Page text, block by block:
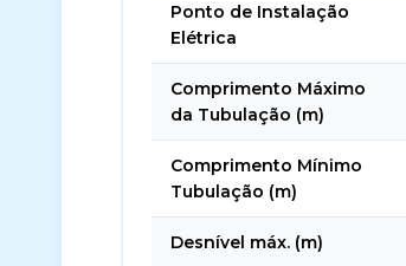
Ponto de Instalação
Elétrica
Comprimento Máximo
da Tubulação (m)
Comprimento Mínimo
Tubulação (m)
Desnível máx. (m)